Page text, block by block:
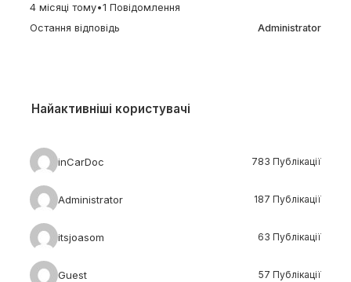
4 місяці тому•1 Повідомлення
Остання відповідь
Administrator
Найактивніші користувачі
inCarDoc 783 Публікації
Administrator 187 Публікації
itsjoasom 63 Публікації
Guest 57 Публікації